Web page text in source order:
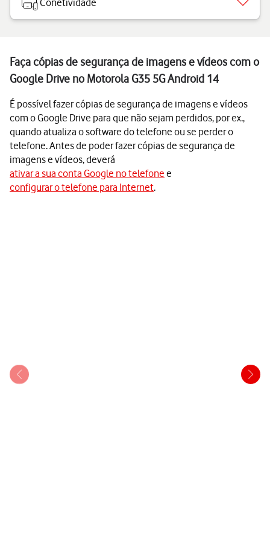
Conetividade
Faça cópias de segurança de imagens e vídeos com o
Google Drive no Motorola G35 5G Android 14
É possível fazer cópias de segurança de imagens e vídeos
com o Google Drive para que não sejam perdidos, por ex.,
quando atualiza o software do telefone ou se perder o
telefone. Antes de poder fazer cópias de segurança de
imagens e vídeos, deverá
ativar a sua conta Google no telefone e
configurar o telefone para Internet.